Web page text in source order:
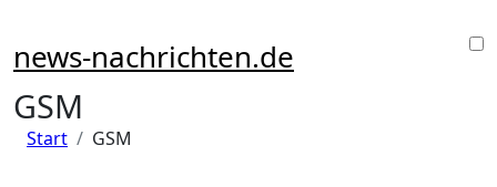
springen
news-nachrichten.de
GSM
Start GSM